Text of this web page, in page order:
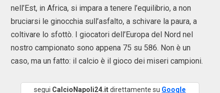
nell’Est, in Africa, si impara a tenere l’equilibrio, a non
bruciarsi le ginocchia sull’asfalto, a schivare la paura, a
coltivare lo sfottò. I giocatori dell’Europa del Nord nel
nostro campionato sono appena 75 su 586. Non è un
caso, ma un fatto: il calcio è il gioco dei miseri campioni.
segui CalcioNapoli24.itdirettamente su Google